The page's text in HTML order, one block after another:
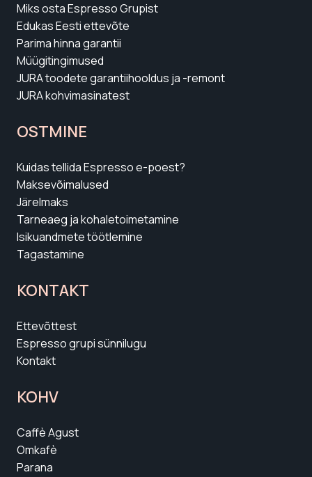
Miks osta Espresso Grupist
Edukas Eesti ettevõte
Parima hinna garantii
Müügitingimused
JURA toodete garantiihooldus ja -remont
JURA kohvimasinatest
OSTMINE
Kuidas tellida Espresso e-poest?
Maksevõimalused
Järelmaks
Tarneaeg ja kohaletoimetamine
Isikuandmete töötlemine
Tagastamine
KONTAKT
Ettevõttest
Espresso grupi sünnilugu
Kontakt
KOHV
Caffè Agust
Omkafè
Parana